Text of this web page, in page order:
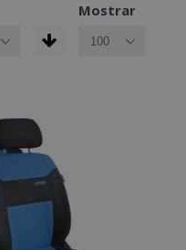
Mostrar